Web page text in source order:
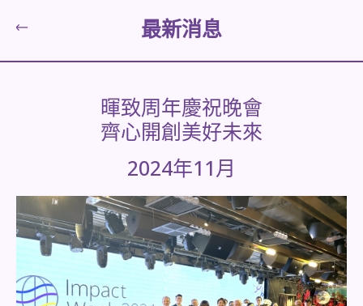
最新消息
暉致周年慶祝晚會
齊心開創美好未來
2024年11月